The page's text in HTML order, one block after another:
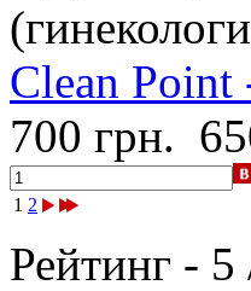
Clean Point
700 грн.
1 2
Рейтинг - 5